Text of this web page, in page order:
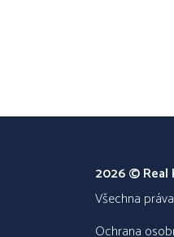
2026 © Real
všechna
Ochrana